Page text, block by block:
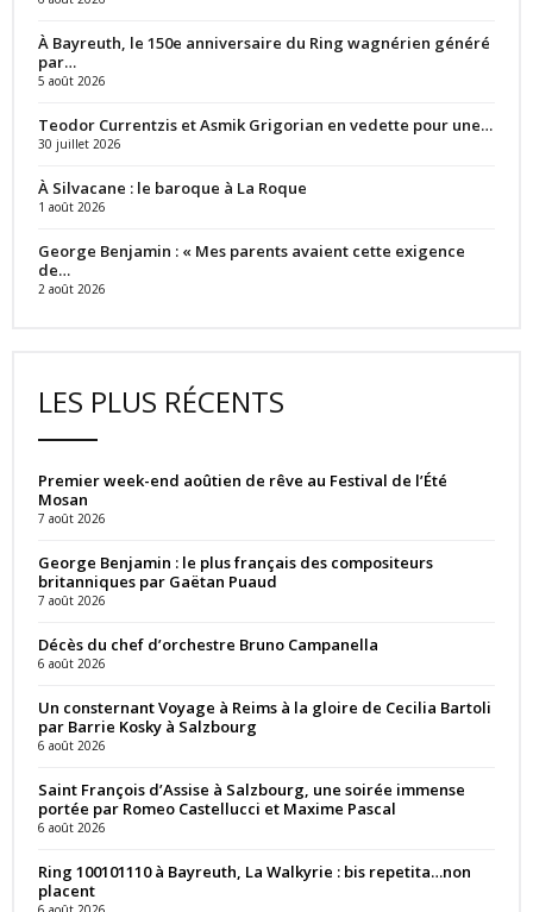
À Bayreuth, le 150e anniversaire du Ring wagnérien généré
par…
5 août 2026
Teodor Currentzis et Asmik Grigorian en vedette pour une…
30 juillet 2026
À Silvacane : le baroque à La Roque
1 août 2026
George Benjamin : « Mes parents avaient cette exigence
de…
2 août 2026
LES PLUS RÉCENTS
Premier week-end aoûtien de rêve au Festival de l’Été
Mosan
7 août 2026
George Benjamin : le plus français des compositeurs
britanniques par Gaëtan Puaud
7 août 2026
Décès du chef d’orchestre Bruno Campanella
6 août 2026
Un consternant Voyage à Reims à la gloire de Cecilia Bartoli
par Barrie Kosky à Salzbourg
6 août 2026
Saint François d’Assise à Salzbourg, une soirée immense
portée par Romeo Castellucci et Maxime Pascal
6 août 2026
Ring 100101110 à Bayreuth, La Walkyrie : bis repetita…non
placent